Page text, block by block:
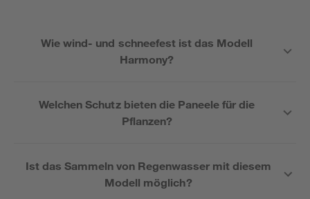
Wie wind- und schneefest ist das Modell
Harmony?
Welchen Schutz bieten die Paneele für die
Pflanzen?
Ist das Sammeln von Regenwasser mit diesem
Modell möglich?